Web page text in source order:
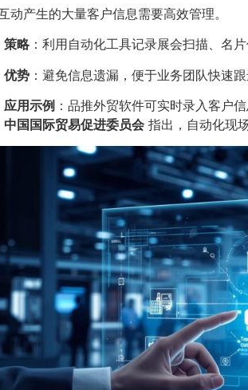
动产生的大量客户信息需要高效管理。
策略：利用自动化工具记录展会扫描、名
优势 ：避免信息遗漏，便于业务团队快速
应用示例 ：品推外贸软件可实时录入客户
中国国际贸易促进委员会 指出，自动化现